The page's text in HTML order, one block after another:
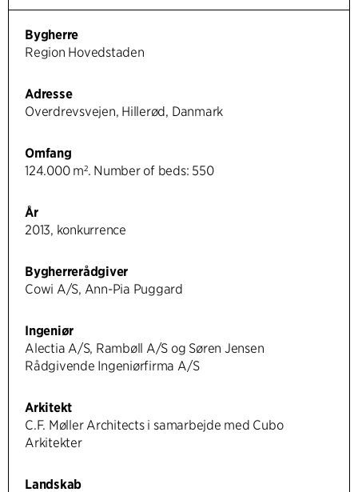
Bygherre
Region Hovedstaden
Adresse
Overdrevsvejen, Hillerød, Danmark
Omfang
124.000 m². Number of beds: 550
År
2013, konkurrence
Bygherrerådgiver
Cowi A/S, Ann-Pia Puggard
Ingeniør
Alectia A/S, Rambøll A/S og Søren Jensen
Rådgivende Ingeniørfirma A/S
Arkitekt
C.F. Møller Architects i samarbejde med Cubo
Arkitekter
Landskab